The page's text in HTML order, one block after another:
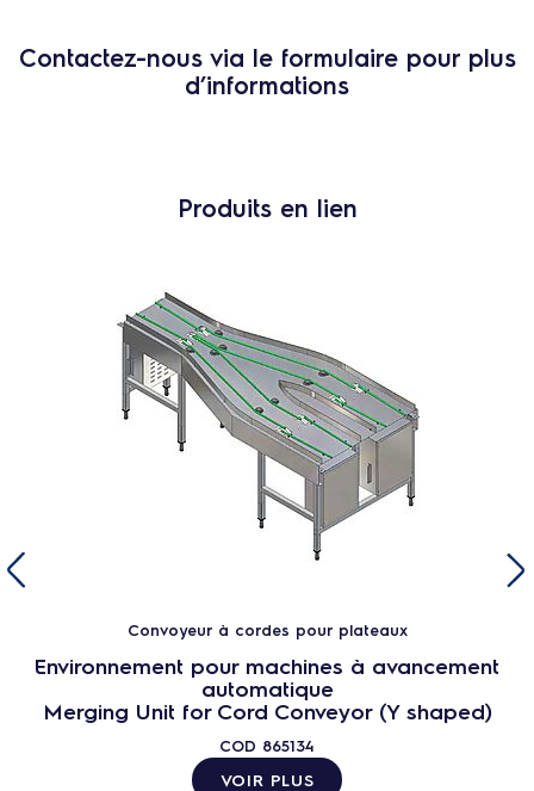
Contactez-nous via le formulaire pour plus
d’informations
Produits en lien
Convoyeur à cordes pour plateaux
Environnement pour machines à avancement
automatique
Merging Unit for Cord Conveyor (Y shaped)
COD 865134
VOIR PLUS